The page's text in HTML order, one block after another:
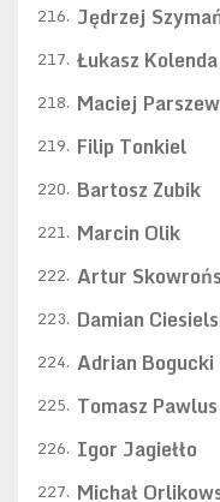
216. Jędrzej
217. Łukasz Kolenda
218. Maciej
219. Filip Tonkiel
220. Bartosz Zubik
221. Marcin Olik
222. Artur
223. Damian
224. Adrian Bogucki
225. Tomasz Pawlus
226. Igor Jagiełło
227. Michał